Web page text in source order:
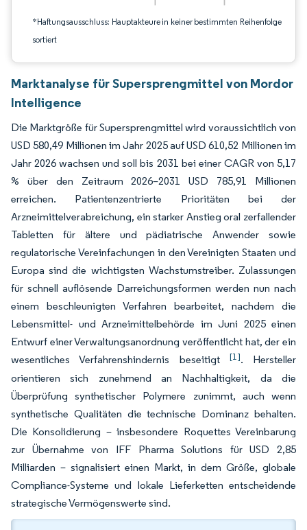
*Haftungsausschluss: Hauptakteure in keiner bestimmten Reihenfolge
sortiert
Marktanalyse für Supersprengmittel von Mordor
Intelligence
Die Marktgröße für Supersprengmittel wird voraussichtlich von
USD 580,49 Millionen im Jahr 2025 auf USD 610,52 Millionen im
Jahr 2026 wachsen und soll bis 2031 bei einer CAGR von 5,17
% über den Zeitraum 2026–2031 USD 785,91 Millionen
erreichen. Patientenzentrierte Prioritäten bei der
Arzneimittelverabreichung, ein starker Anstieg oral zerfallender
Tabletten für ältere und pädiatrische Anwender sowie
regulatorische Vereinfachungen in den Vereinigten Staaten und
Europa sind die wichtigsten Wachstumstreiber. Zulassungen
für schnell auflösende Darreichungsformen werden nun nach
einem beschleunigten Verfahren bearbeitet, nachdem die
Lebensmittel- und Arzneimittelbehörde im Juni 2025 einen
Entwurf einer Verwaltungsanordnung veröffentlicht hat, der ein
wesentliches Verfahrenshindernis beseitigt [1]. Hersteller
orientieren sich zunehmend an Nachhaltigkeit, da die
Überprüfung synthetischer Polymere zunimmt, auch wenn
synthetische Qualitäten die technische Dominanz behalten.
Die Konsolidierung – insbesondere Roquettes Vereinbarung
zur Übernahme von IFF Pharma Solutions für USD 2,85
Milliarden – signalisiert einen Markt, in dem Größe, globale
Compliance-Systeme und lokale Lieferketten entscheidende
strategische Vermögenswerte sind.